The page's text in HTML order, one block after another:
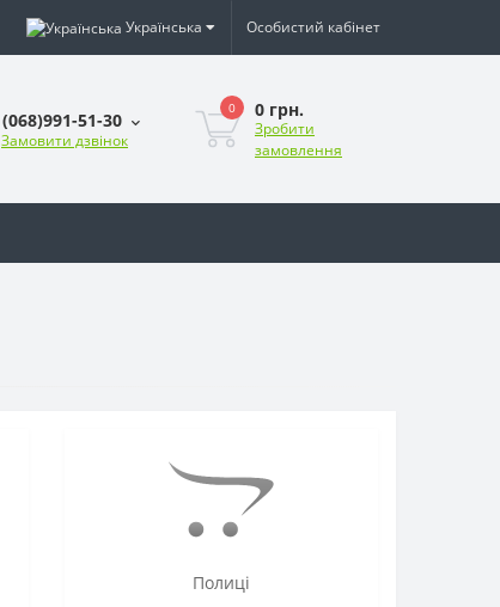
Українська Особистий кабінет
(068)991-51-30
Замовити дзвінок
0 0 грн.
Зробити
замовлення
Полиці